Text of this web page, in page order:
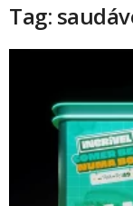
Tag: